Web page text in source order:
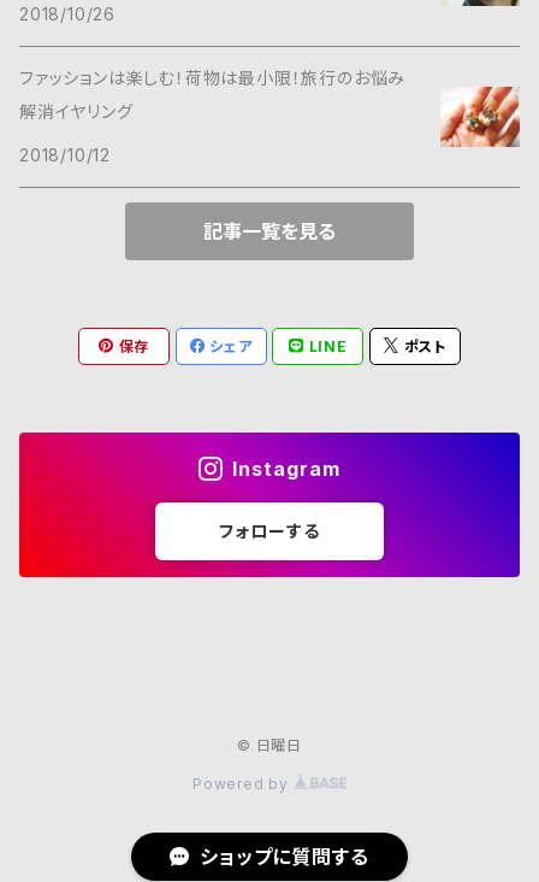
2018/10/26
ファッションは楽しむ！荷物は最小限！旅行のお悩み
解消イヤリング
2018/10/12
記事一覧を見る
保存 シェア LINE ポスト
Instagram
フォローする
© 日曜日
Powered by
ショップに質問する